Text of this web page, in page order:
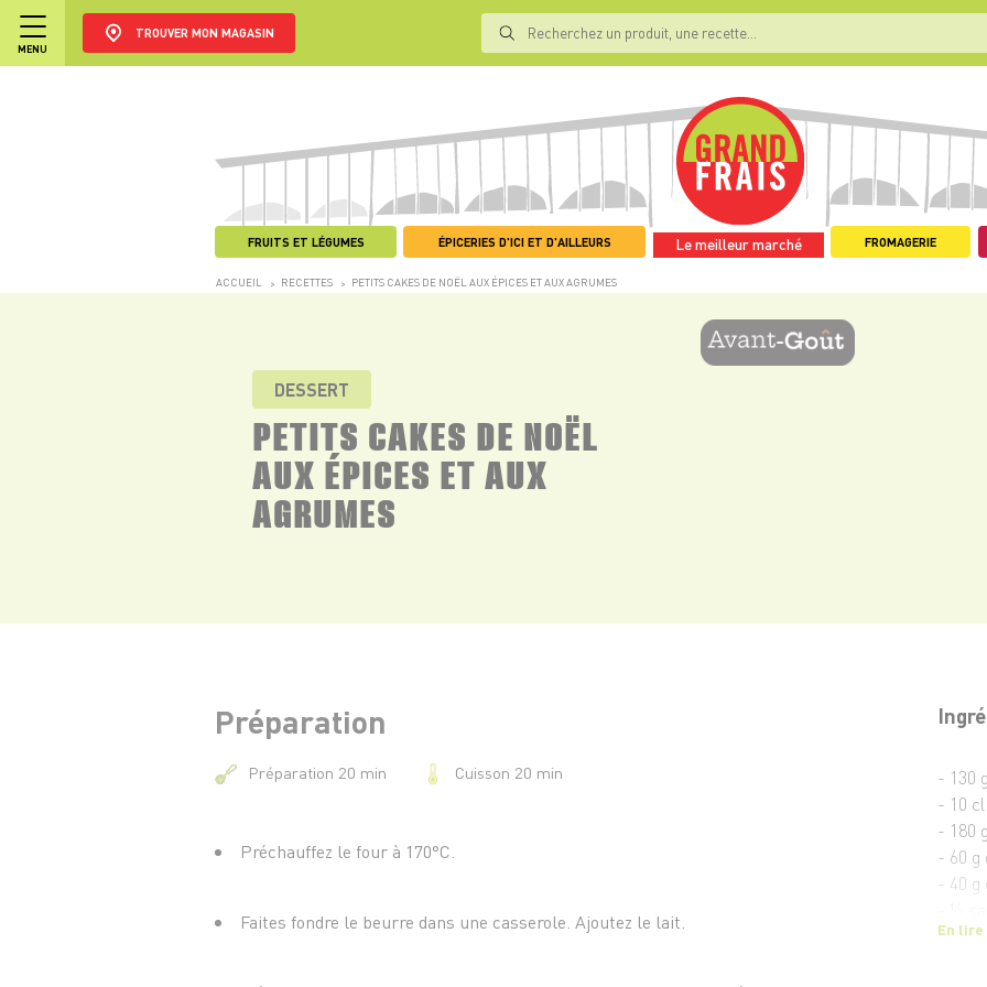
MENU
TROUVER MON MAGASIN
FRUITS ET LÉGUMES ÉPICERIES D'ICI ET D'AILLEURS Le meilleur marché FROMAGERIE
ACCUEIL > RECETTES > PETITS CAKES DE NOËL AUX ÉPICES ET AUX AGRUMES
DESSERT
PETITS CAKES DE NOËL
AUX ÉPICES ET AUX
AGRUMES
- 130
- 10
- 180
- 60 g
- 40 g
- 1 c.
En
Préparation
Préparation 20 min Cuisson 20 min
Préchauffez le four à 170°C.
Faites fondre le beurre dans une casserole. Ajoutez le lait.